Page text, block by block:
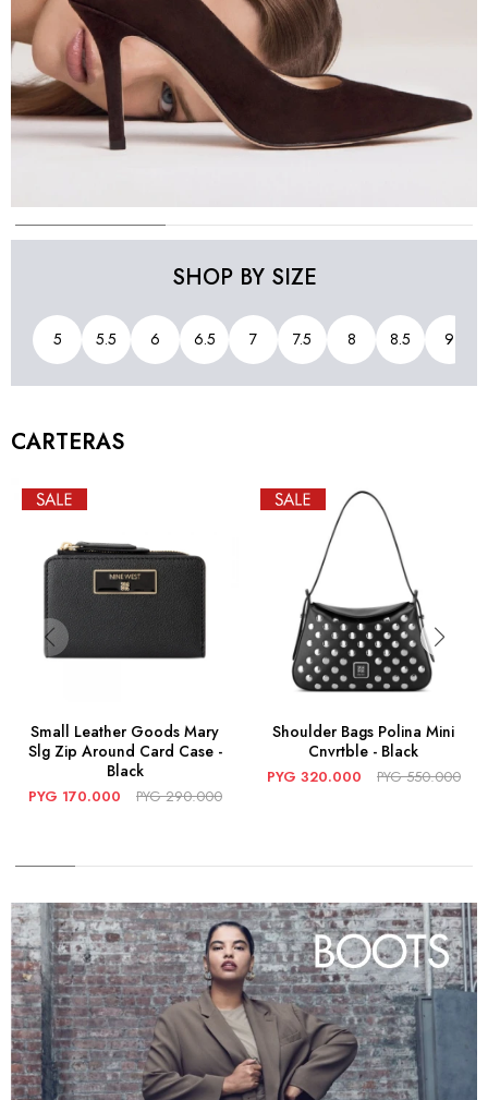
SHOP BY SIZE
5 5.5 6 6.5 7 7.5 8 8.5 9
CARTERAS
Small Leather Goods Mary
Slg Zip Around Card Case -
Black
PYG 170.000 PYG 290.000
Shoulder Bags Polina Mini
Cnvrtble - Black
PYG 320.000 PYG 550.000